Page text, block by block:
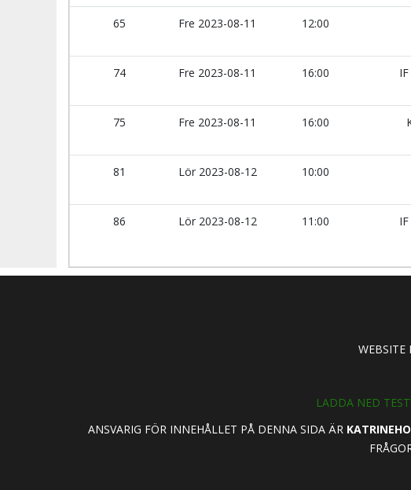
65 Fre 2023-08-11 12:00
74 Fre 2023-08-11 16:00
75 Fre 2023-08-11 16:00
81 Lör 2023-08-12 10:00
86 Lör 2023-08-12 11:00
WEBSITE
LADDA NED
ANSVARIG FÖR INNEHÅLLET PÅ DENNA SIDA ÄR